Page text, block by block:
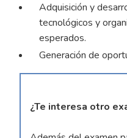
Adquisición y
tecnológicos y
esperados.
Generación de
¿Te interesa otro